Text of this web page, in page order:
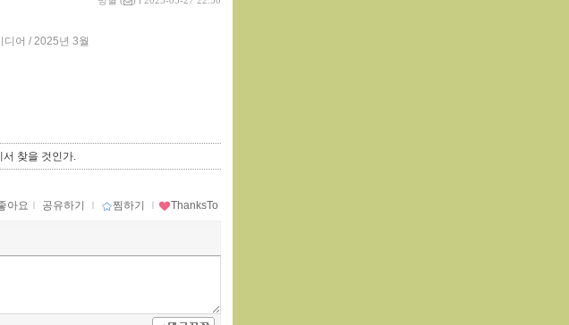
디어 / 2025년 3월
서 찾을 것인가.
아요 ｌ 공유하기 ｌ 찜하기 ｌ ThanksTo